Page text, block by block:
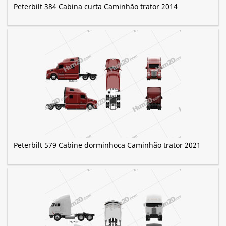
Peterbilt 384 Cabina curta Caminhão trator 2014
Peterbilt 579 Cabine dorminhoca Caminhão trator 2021